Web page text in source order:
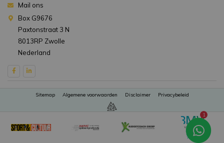
Mail ons
Box G9676
Paxtonstraat 3 N
8013RP Zwolle
Nederland
Sitemap Algemene voorwaarden Disclaimer Privacybeleid
1